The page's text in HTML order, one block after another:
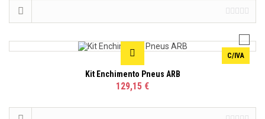
C/IVA
Kit Enchimento Pneus ARB
129,15 €